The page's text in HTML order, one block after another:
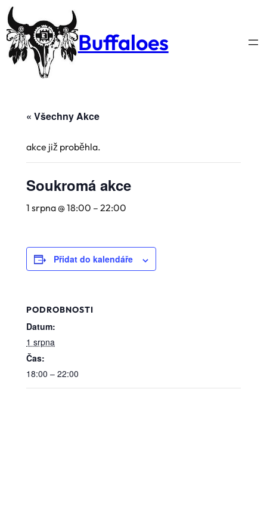
Buffaloes
« Všechny Akce
akce již proběhla.
Soukromá akce
1 srpna @ 18:00 – 22:00
Přidat do kalendáře
PODROBNOSTI
Datum:
1 srpna
Čas:
18:00 – 22:00